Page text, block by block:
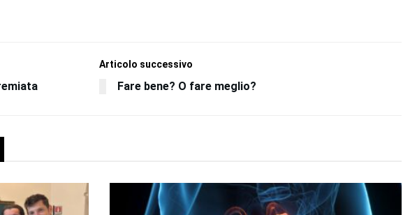
Articolo successivo
Fare bene? O fare meglio?